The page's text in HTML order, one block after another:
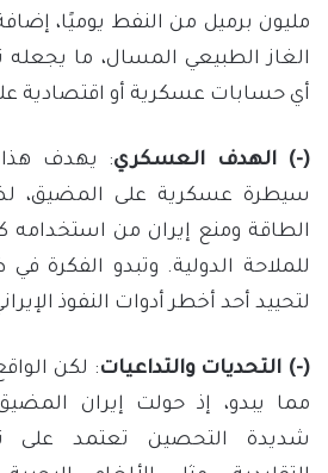
مليون برميل من النفط يوميًا،
الغاز الطبيعي المسال، ما يجعله
أي حسابات عسكرية أو اقتصادية
(-) الهدف العسكري: يهدف هذا
سيطرة عسكرية على المضيق،
الطاقة ومنع إيران من
للملاحة الدولية. وتبدو الفكرة
لتحييد أحد أخطر أدوات النفوذ
(-) التحديات والتداعيات: لكن
مما يبدو، إذ حولت إيران
شديدة التحصين تعتمد على